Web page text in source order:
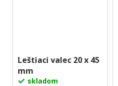
Leštiaci valec 20 x 45
mm
skladom